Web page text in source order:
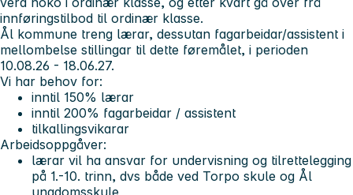
innføringstilbod til ordinær klasse.
Ål kommune treng lærar, dessutan fagarbeidar/assistent i
mellombelse stillingar til dette føremålet, i perioden
10.08.26 - 18.06.27.
Vi har behov for:
inntil 150% lærar
inntil 200% fagarbeidar / assistent
tilkallingsvikarar
Arbeidsoppgåver:
lærar vil ha ansvar for undervisning og tilrettelegging
på 1.-10. trinn, dvs både ved Torpo skule og Ål
ungdomsskule